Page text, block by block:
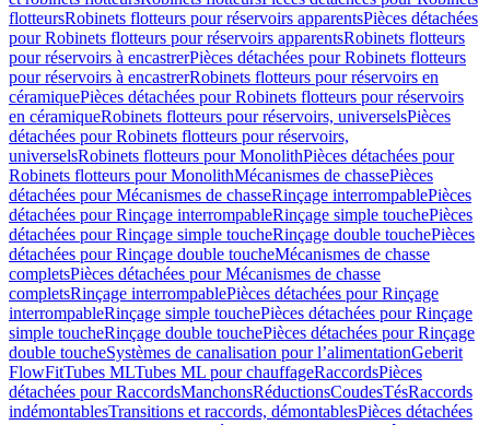
flotteursRobinets flotteurs pour réservoirs apparentsPièces détachées
pour Robinets flotteurs pour réservoirs apparentsRobinets flotteurs
pour réservoirs à encastrerPièces détachées pour Robinets flotteurs
pour réservoirs à encastrerRobinets flotteurs pour réservoirs en
céramiquePièces détachées pour Robinets flotteurs pour réservoirs
en céramiqueRobinets flotteurs pour réservoirs, universelsPièces
détachées pour Robinets flotteurs pour réservoirs,
universelsRobinets flotteurs pour MonolithPièces détachées pour
Robinets flotteurs pour MonolithMécanismes de chassePièces
détachées pour Mécanismes de chasseRinçage interrompablePièces
détachées pour Rinçage interrompableRinçage simple touchePièces
détachées pour Rinçage simple toucheRinçage double touchePièces
détachées pour Rinçage double toucheMécanismes de chasse
completsPièces détachées pour Mécanismes de chasse
completsRinçage interrompablePièces détachées pour Rinçage
interrompableRinçage simple touchePièces détachées pour Rinçage
simple toucheRinçage double touchePièces détachées pour Rinçage
double toucheSystèmes de canalisation pour l’alimentationGeberit
FlowFitTubes MLTubes ML pour chauffageRaccordsPièces
détachées pour RaccordsManchonsRéductionsCoudesTésRaccords
indémontablesTransitions et raccords, démontablesPièces détachées